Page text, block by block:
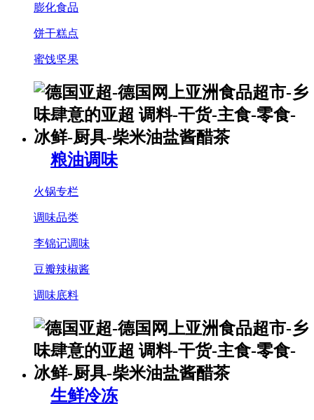
膨化食品
饼干糕点
蜜饯坚果
粮油调味
火锅专栏
调味品类
李锦记调味
豆瓣辣椒酱
调味底料
生鲜冷冻